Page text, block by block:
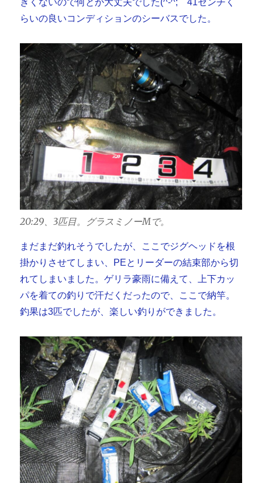
きくないので何とか大丈夫でした(^-^; 41センチく
らいの良いコンディションのシーバスでした。
20:29、3匹目。グラスミノーMで。
まだまだ釣れそうでしたが、ここでジグヘッドを根
掛かりさせてしまい、PEとリーダーの結束部から切
れてしまいました。ゲリラ豪雨に備えて、上下カッ
パを着ての釣りで汗だくだったので、ここで納竿。
釣果は3匹でしたが、楽しい釣りができました。